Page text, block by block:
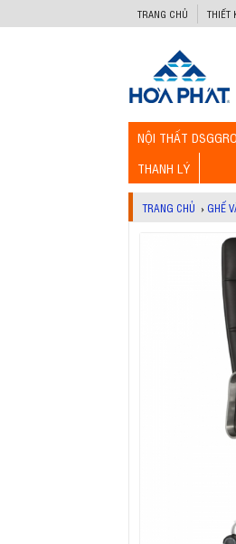
TRANG CHỦ THIẾT
NỘI THẤT
THANH LÝ
TRANG CHỦ › GHẾ